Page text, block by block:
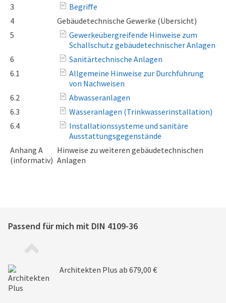
3
Begriffe
4
Gebäudetechnische Gewerke (Übersicht)
5
Gewerkeübergreifende Hinweise zum
Schallschutz gebäudetechnischer Anlagen
6
Sanitärtechnische Anlagen
6.1
Allgemeine Hinweise zur Durchführung
von Nachweisen
6.2
Abwasseranlagen
6.3
Wasseranlagen (Trinkwasserinstallation)
6.4
Installationssysteme und sanitäre
Ausstattungsgegenstände
Anhang A
(informativ)
Hinweise zu weiteren gebäudetechnischen
Anlagen
Passend für mich mit DIN 4109-36
Architekten Plus ab 679,00 €